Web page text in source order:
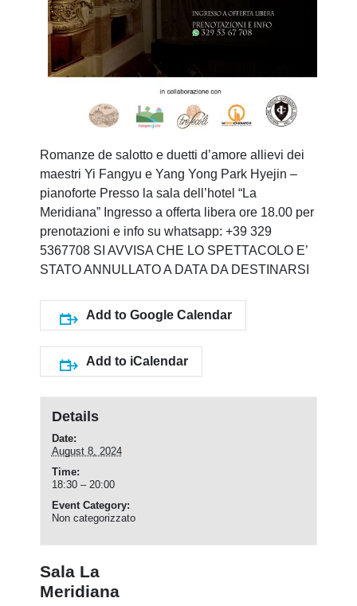
Romanze de salotto e duetti d’amore allievi dei
maestri Yi Fangyu e Yang Yong Park Hyejin –
pianoforte Presso la sala dell’hotel “La
Meridiana” Ingresso a offerta libera ore 18.00 per
prenotazioni e info su whatsapp: +39 329
5367708 SI AVVISA CHE LO SPETTACOLO E’
STATO ANNULLATO A DATA DA DESTINARSI
Add to Google Calendar
Add to iCalendar
Details
Date:
August 8, 2024
Time:
18:30 – 20:00
Event Category:
Non categorizzato
Sala La
Meridiana